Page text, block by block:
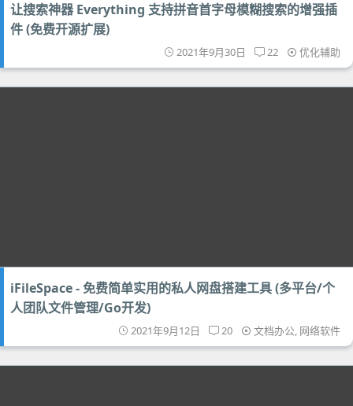
让搜索神器 Everything 支持拼音首字母模糊搜索的增强插
件 (免费开源扩展)
2021年9月30日 22 优化辅助
iFileSpace - 免费简单实用的私人网盘搭建工具 (多平台/个
人团队文件管理/Go开发)
2021年9月12日 20 文档办公, 网络软件